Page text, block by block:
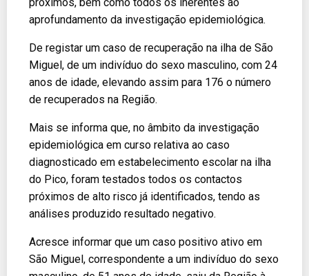
aprofundamento da investigação epidemiológica.
De registar um caso de recuperação na ilha de São
Miguel, de um indivíduo do sexo masculino, com 24
anos de idade, elevando assim para 176 o número
de recuperados na Região.
Mais se informa que, no âmbito da investigação
epidemiológica em curso relativa ao caso
diagnosticado em estabelecimento escolar na ilha
do Pico, foram testados todos os contactos
próximos de alto risco já identificados, tendo as
análises produzido resultado negativo.
Acresce informar que um caso positivo ativo em
São Miguel, correspondente a um indivíduo do sexo